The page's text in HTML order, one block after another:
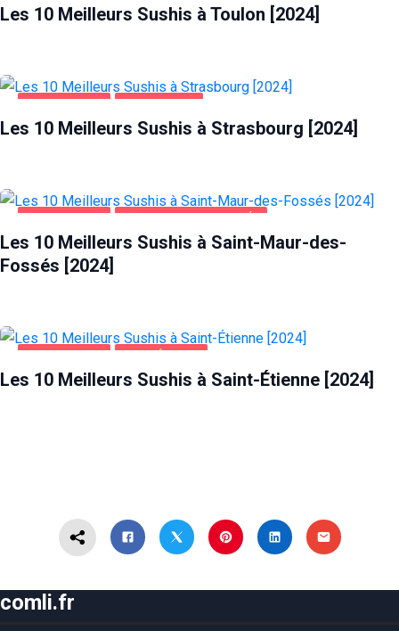
Les 10 Meilleurs Sushis à Toulon [2024]
ALIMENTATION STRASBOURG
Les 10 Meilleurs Sushis à Strasbourg [2024]
ALIMENTATION SAINT-MAUR-DES-FOSSÉS
Les 10 Meilleurs Sushis à Saint-Maur-des-
Fossés [2024]
ALIMENTATION SAINT-ÉTIENNE
Les 10 Meilleurs Sushis à Saint-Étienne [2024]
comli.fr